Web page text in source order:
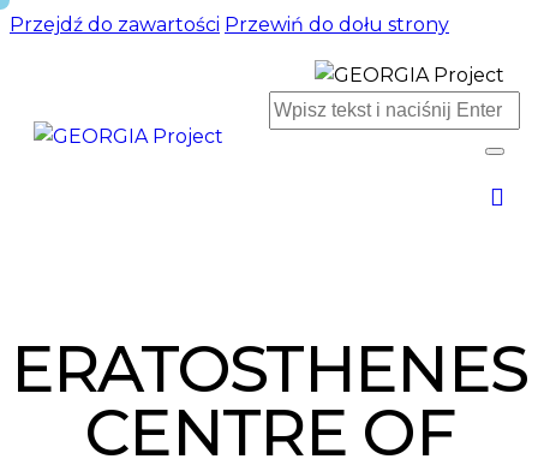
Przejdź do zawartości Przewiń do dołu strony
ERATOSTHENES
CENTRE OF